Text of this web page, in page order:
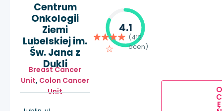
Centrum
Onkologii
Ziemi
Lubelskiej im.
Św. Jana z
Dukli
Breast Cancer
Unit, Colon Cancer
Unit
4.1
(412
ocen)
O
C
E